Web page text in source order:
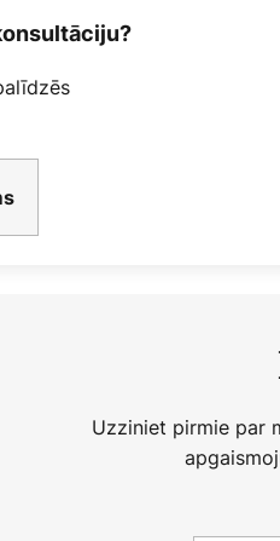
Uzziniet pirmie par